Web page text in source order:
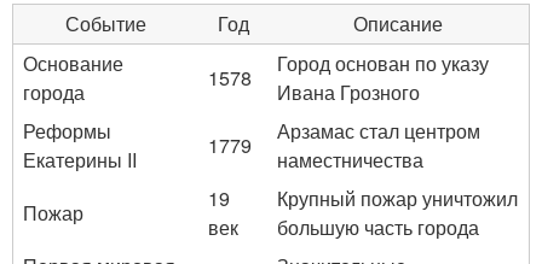
Событие
Год
Описание
Основание
города
1578
Город основан по указу
Ивана Грозного
Реформы
Екатерины II
1779
Арзамас стал центром
наместничества
Пожар
19
век
Крупный пожар уничтожил
большую часть города